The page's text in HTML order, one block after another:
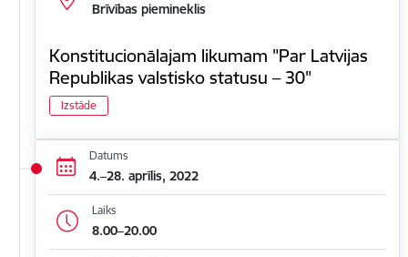
Brīvības piemineklis
Konstitucionālajam likumam "Par Latvijas
Republikas valstisko statusu – 30"
Izstāde
Datums
4.–28. aprīlis, 2022
Laiks
8.00–20.00